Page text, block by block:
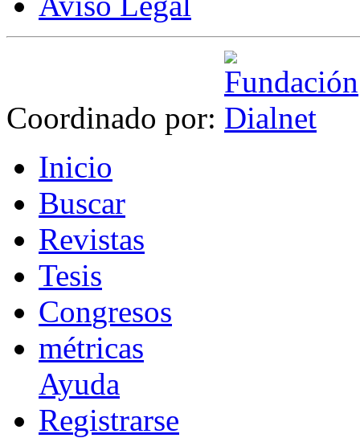
Coordinado por:
Inicio
Buscar
Revistas
Tesis
Congresos
métricas
Ayuda
Registrarse